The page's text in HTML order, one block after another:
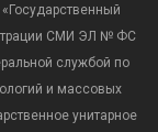
СМИ ЭЛ № ФС
службой по
и массовых
унитарное